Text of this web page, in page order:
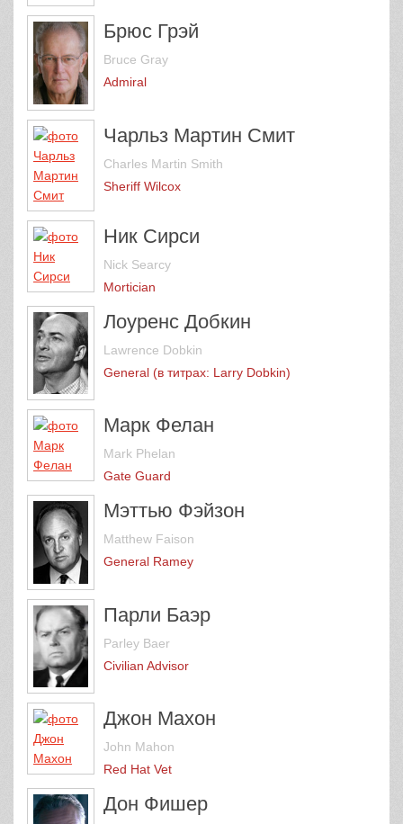
Брюс Грэй
Bruce Gray
Admiral
Чарльз Мартин Смит
Charles Martin Smith
Sheriff Wilcox
Ник Сирси
Nick Searcy
Mortician
Лоуренс Добкин
Lawrence Dobkin
General (в титрах: Larry Dobkin)
Марк Фелан
Mark Phelan
Gate Guard
Мэттью Фэйзон
Matthew Faison
General Ramey
Парли Баэр
Parley Baer
Civilian Advisor
Джон Махон
John Mahon
Red Hat Vet
Дон Фишер